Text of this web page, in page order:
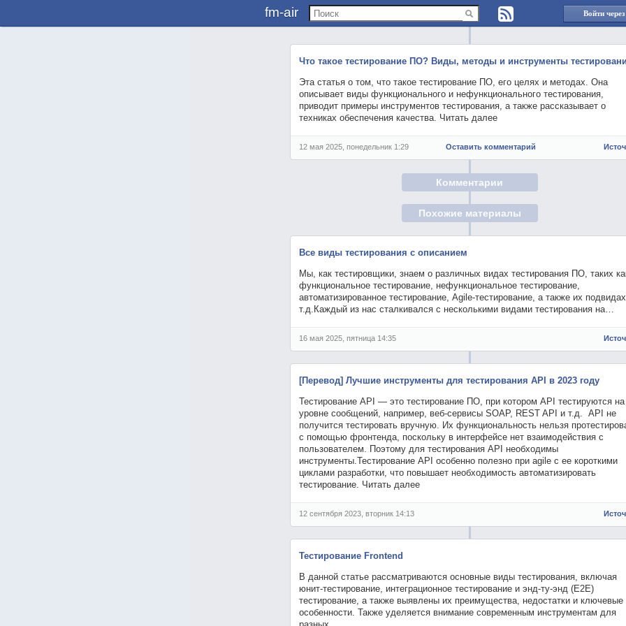
fm-air Войти
Что такое тестирование ПО? Виды, методы и инструменты
Эта статья о том, что такое тестирование ПО, его целях и методах. Она
описывает виды функционального и нефункционального тестирования,
приводит примеры инструментов тестирования, а также рассказывает о
техниках обеспечения качества. Читать далее
12 мая 2025, понедельник 1:29 Оставить комментарий
Комментарии
Похожие материалы
Все виды тестирования с описанием
Мы, как тестировщики, знаем о различных видах тестирования ПО, таких
функциональное тестирование, нефункциональное тестирование,
автоматизированное тестирование, Agile-тестирование, а также их
т.д.Каждый из нас сталкивался с несколькими видами тестирования на…
16 мая 2025, пятница 14:35
[Перевод] Лучшие инструменты для тестирования API в 2023 году
Тестирование API — это тестирование ПО, при котором API тестируются на
уровне сообщений, например, веб-сервисы SOAP, REST API и т.д. API не
получится тестировать вручную. Их функциональность нельзя
с помощью фронтенда, поскольку в интерфейсе нет взаимодействия с
пользователем. Поэтому для тестирования API необходимы
инструменты.Тестирование API особенно полезно при agile с ее короткими
циклами разработки, что повышает необходимость автоматизировать
тестирование. Читать далее
12 сентября 2023, вторник 14:13
Тестирование Frontend
В данной статье рассматриваются основные виды тестирования, включая
юнит-тестирование, интеграционное тестирование и энд-ту-энд (E2E)
тестирование, а также выявлены их преимущества, недостатки и ключевые
особенности. Также уделяется внимание современным инструментам для